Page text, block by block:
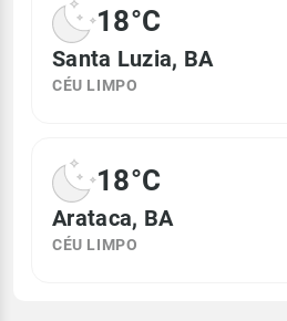
18°C
Santa Luzia, BA
CÉU LIMPO
18°C
Arataca, BA
CÉU LIMPO